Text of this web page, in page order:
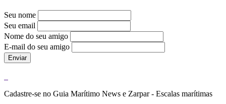
Seu nome
Seu email
Nome do seu amigo
E-mail do seu amigo
Enviar
Cadastre-se no Guia Marítimo News e Zarpar - Escalas marítimas